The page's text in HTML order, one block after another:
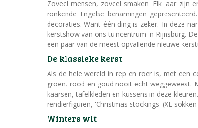
Zoveel mensen, zoveel smaken. Elk jaar zijn
ronkende Engelse benamingen
decoraties. Want één ding is zeker. In deze
kerstshow van ons tuincentrum in Rijnsburg.
een paar van de meest opvallende nieuwe
De klassieke kerst
Als de hele wereld in rep en roer is, met een
groen, rood en goud nooit echt weggeweest.
kaarsen, tafelkleden en kussens in deze
rendierfiguren, 'Christmas stockings' (XL
Winters wit